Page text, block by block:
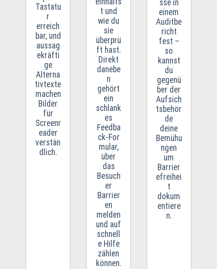
Tastatu
r
erreich
bar, und
aussag
ekräfti
ge
Alterna
tivtexte
machen
Bilder
für
Screenr
eader
verstän
dlich.
t und
wie du
sie
überprü
ft hast.
Direkt
danebe
n
gehört
ein
schlank
es
Feedba
ck‑For
mular,
über
das
Besuch
er
Barrier
en
melden
und auf
schnell
e Hilfe
zählen
können.
sse in
einem
Auditbe
richt
fest –
so
kannst
du
gegenü
ber der
Aufsich
tsbehör
de
deine
Bemühu
ngen
um
Barrier
efreihei
t
dokum
entiere
n.